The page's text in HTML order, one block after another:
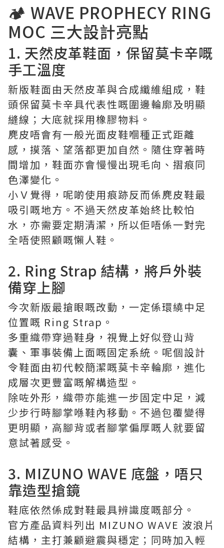
🏕️ WAVE PROPHECY RING
MOC 三大設計亮點
1. 天然皮革鞋面，保留莫卡辛嘅
手工溫度
新版鞋面由天然皮革與合成纖維組成，鞋
頭保留莫卡辛具代表性嘅圍邊輪廓及明顯
縫線；大底就採用橡膠物料。
麂皮唔會有一般光面皮鞋嗰種正式距離
感，摸落、望落都更加自然。隨住穿著時
間增加，鞋面亦會慢慢出現毛向、摺痕同
色澤變化。
小Ｖ覺得，呢啲使用痕跡反而係麂皮鞋最
吸引嘅地方。不過天然皮革始終比較怕
水，亦需要定期清潔，所以佢唔係一對完
全唔使照顧嘅懶人鞋。
2. Ring Strap 結構，將戶外裝
備穿上腳
今次新版最搶眼嘅改動，一定係環繞中足
位置嘅 Ring Strap。
多重織帶穿過鞋身，視覺上好似登山背
囊、軍事裝備上面嘅固定系統。呢個設計
令鞋面由初代較簡潔嘅莫卡辛輪廓，進化
成層次更豐富嘅解構造型。
除咗外形，織帶亦能進一步固定中足，減
少步行時腳掌喺鞋內移動。不過包覆變得
更明顯，高腳背或者腳掌偏厚嘅人就要留
意試著感受。
3. MIZUNO WAVE 底盤，唔只
靠造型搶鏡
鞋底依然係成對鞋最具辨識度嘅部分。
官方產品資料列出 MIZUNO WAVE 波浪片
結構，主打兼顧避震與穩定；同時加入輕